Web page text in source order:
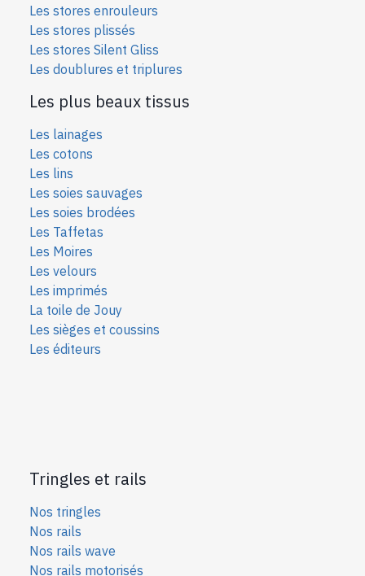
Les stores enrouleurs
Les stores plissés
Les stores Silent Gliss
Les doublures et triplures
Les plus beaux tissus
Les lainages
Les cotons
Les lins
Les soies sauvages
Les soies brodées
Les Taffetas
Les Moires
Les velours
Les imprimés
La toile de Jouy
Les sièges et coussins
Les éditeurs
Tringles et rails
Nos tringles
Nos rails
Nos rails wave
Nos rails motorisés